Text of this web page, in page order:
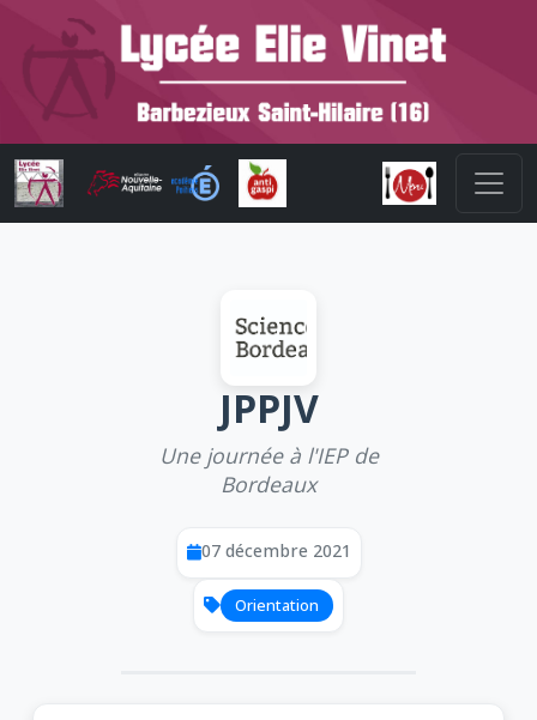
JPPJV
Une journée à l'IEP de
Bordeaux
07 décembre 2021
Orientation